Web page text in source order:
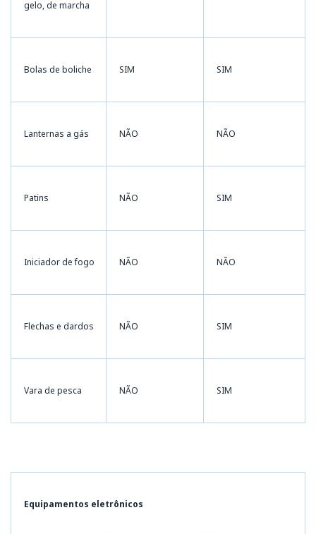
gelo, de marcha
Bolas de boliche SIM SIM
Lanternas a gás NÃO NÃO
Patins NÃO SIM
Iniciador de fogo NÃO NÃO
Flechas e dardos NÃO SIM
Vara de pesca NÃO SIM
Equipamentos eletrônicos